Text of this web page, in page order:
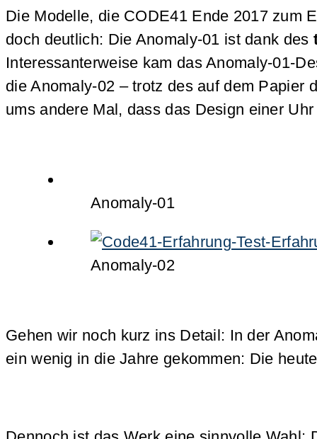
Die Modelle, die CODE41 Ende 2017 zum
doch deutlich: Die Anomaly-01 ist dank des
Interessanterweise kam das Anomaly-01-
die Anomaly-02 – trotz des auf dem Papier
ums andere Mal, dass das Design einer
Anomaly-01
Anomaly-02
Gehen wir noch kurz ins Detail: In der
ein wenig in die Jahre gekommen: Die